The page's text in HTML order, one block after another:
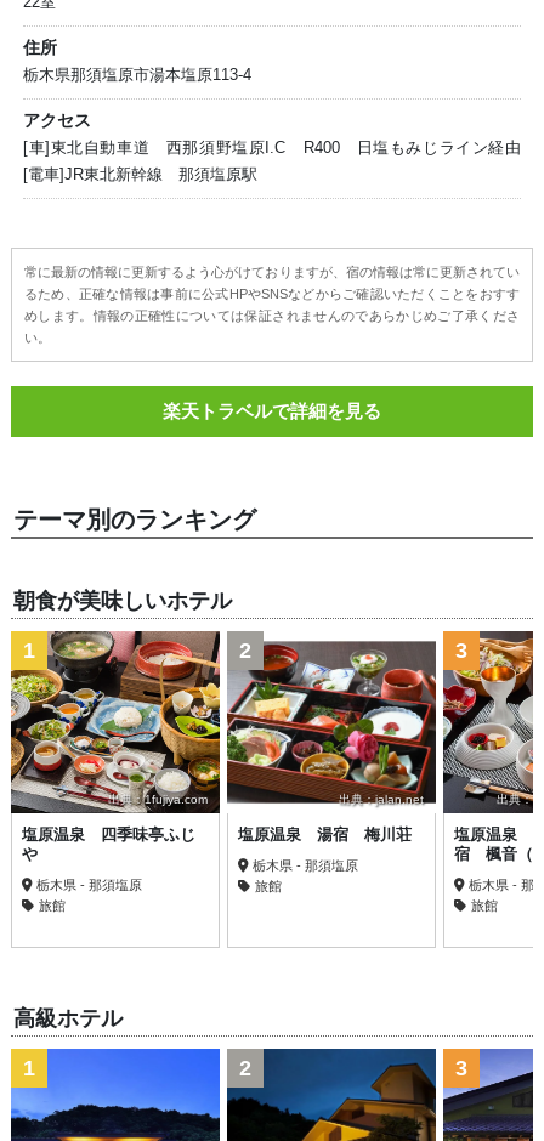
住所
栃木県那須塩原市湯本塩原113-4
アクセス
[車]東北自動車道 西那須野塩原I.C R400 日塩もみじライン経由
[電車]JR東北新幹線 那須塩原駅
常に最新の情報に更新するよう心がけておりますが、宿の情報は常に更新されてい
るため、正確な情報は事前に公式HPやSNSなどからご確認いただくことをおすす
めします。情報の正確性については保証されませんのであらかじめご了承くださ
い。
楽天トラベルで詳細を見る
テーマ別のランキング
朝食が美味しいホテル
出典：1fujiya.com
1
塩原温泉 四季味亭ふじ
や
栃木県 - 那須塩原
旅館
出典：jalan.net
2
塩原温泉 湯宿 梅川荘
栃木県 - 那須塩原
旅館
出典：
3
塩原温泉
宿 楓音（
栃木県 - 那
旅館
高級ホテル
1 2 3